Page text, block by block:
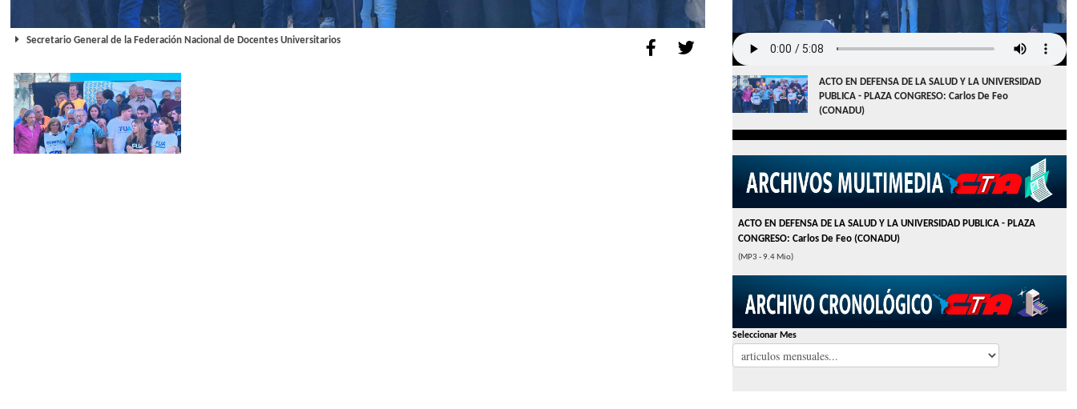
Secretario General de la Federación Nacional de Docentes Universitarios
ACTO EN DEFENSA DE LA SALUD Y LA UNIVERSIDAD
PUBLICA - PLAZA CONGRESO: Carlos De Feo
(CONADU)
ACTO EN DEFENSA DE LA SALUD Y LA UNIVERSIDAD PUBLICA - PLAZA
CONGRESO: Carlos De Feo (CONADU)
(MP3 - 9.4 Mio)
Seleccionar Mes